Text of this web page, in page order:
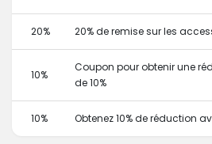
20% 20% de remise sur les
10%
Coupon pour obtenir une
de 10%
10% Obtenez 10% de réduction